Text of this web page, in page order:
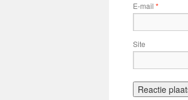
E-mail *
Site